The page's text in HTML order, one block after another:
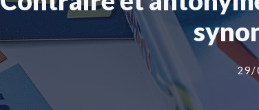
29/